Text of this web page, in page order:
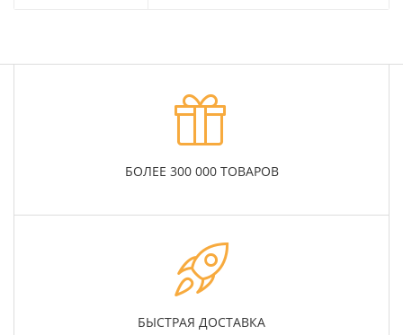
БОЛЕЕ 300 000 ТОВАРОВ
БЫСТРАЯ ДОСТАВКА